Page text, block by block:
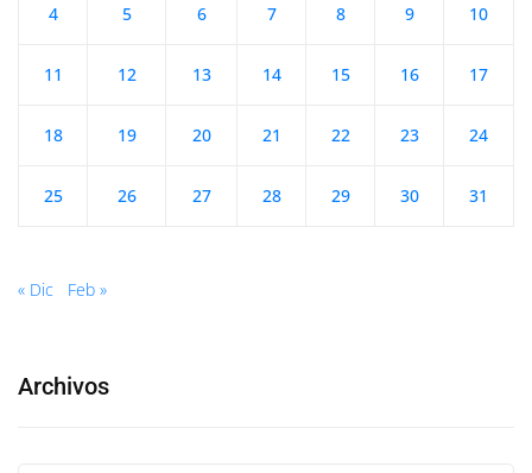
4 5 6 7 8 9 10
11 12 13 14 15 16 17
18 19 20 21 22 23 24
25 26 27 28 29 30 31
« Dic Feb »
Archivos